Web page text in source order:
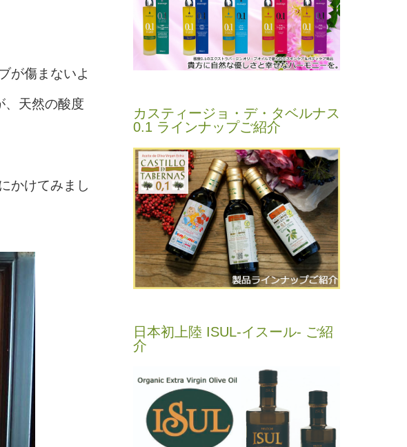
が傷まないよ
、天然の酸度
かけてみまし
カスティージョ・デ・タベルナス
0.1 ラインナップご紹介
日本初上陸 ISUL-イスール- ご紹
介